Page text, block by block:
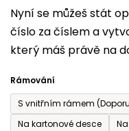
Nyní se můžeš stát
číslo za číslem a
který máš právě na
Rámování
S vnitřním rámem
Na kartonové desce
produktu
je
0,0
5
hvězdiček.